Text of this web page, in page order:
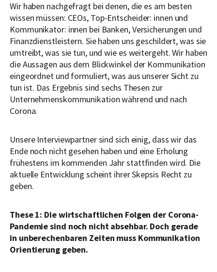
Wir haben nachgefragt bei denen, die es am besten
wissen müssen: CEOs, Top-Entscheider: innen und
Kommunikator: innen bei Banken, Versicherungen und
Finanzdienstleistern. Sie haben uns geschildert, was sie
umtreibt, was sie tun, und wie es weitergeht. Wir haben
die Aussagen aus dem Blickwinkel der Kommunikation
eingeordnet und formuliert, was aus unserer Sicht zu
tun ist. Das Ergebnis sind sechs Thesen zur
Unternehmenskommunikation während und nach
Corona.
Unsere Interviewpartner sind sich einig, dass wir das
Ende noch nicht gesehen haben und eine Erholung
frühestens im kommenden Jahr stattfinden wird. Die
aktuelle Entwicklung scheint ihrer Skepsis Recht zu
geben.
These 1: Die wirtschaftlichen Folgen der Corona-
Pandemie sind noch nicht absehbar. Doch gerade
in unberechenbaren Zeiten muss Kommunikation
Orientierung geben.